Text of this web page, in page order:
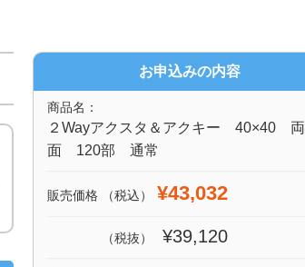
お申込みの内容
商品名：
２Wayアクスタ＆アクキー 40×40 両
面 120部 通常
販売価格 （税込） ¥43,032
（税抜） ¥39,120